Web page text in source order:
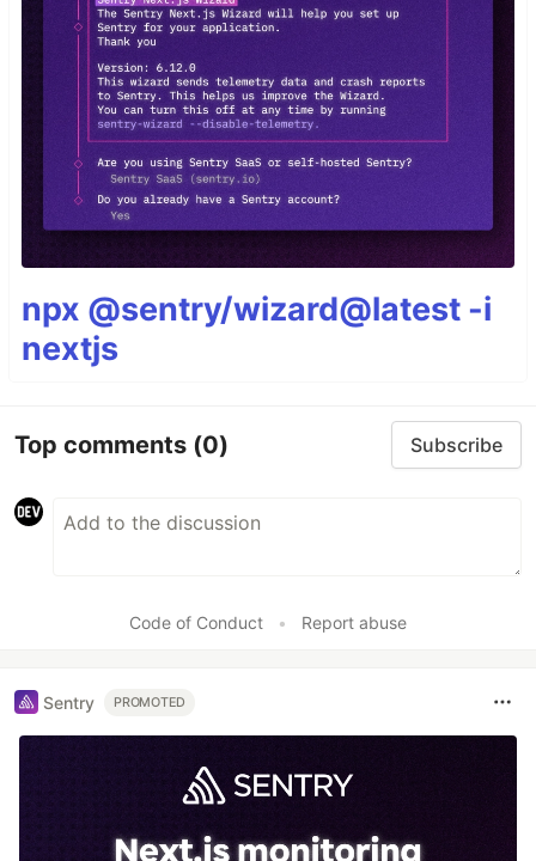
npx @sentry/wizard@latest -i
nextjs
Top comments (0) Subscribe
Code of Conduct • Report abuse
Sentry PROMOTED